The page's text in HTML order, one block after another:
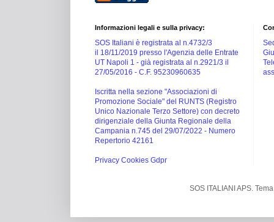
Informazioni legali e sulla privacy:
SOS Italiani è registrata al n.4732/3
il 18/11/2019 presso l'Agenzia delle Entrate
UT Napoli 1 - già registrata al n.2921/3 il
27/05/2016 - C.F. 95230960635
Iscritta nella sezione "Associazioni di
Promozione Sociale" del RUNTS (Registro
Unico Nazionale Terzo Settore) con decreto
dirigenziale della Giunta Regionale della
Campania n.745 del 29/07/2022 - Numero
Repertorio 42161
Privacy Cookies Gdpr
SOS ITALIANI APS.